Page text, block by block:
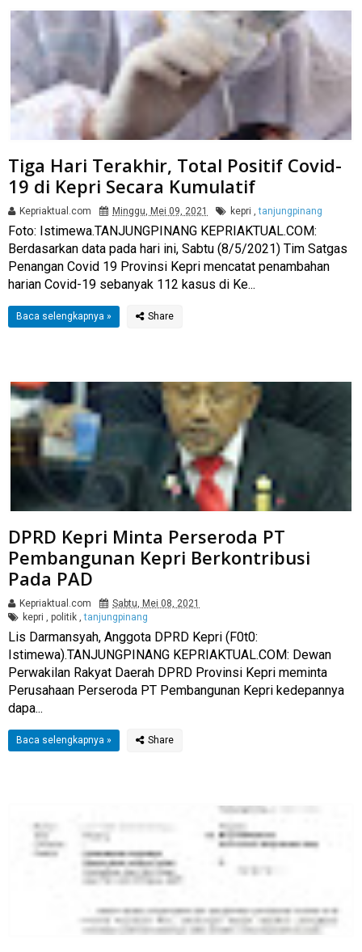
Tiga Hari Terakhir, Total Positif Covid-
19 di Kepri Secara Kumulatif
Kepriaktual.com Minggu, Mei 09, 2021 kepri tanjungpinang
Foto: Istimewa.TANJUNGPINANG KEPRIAKTUAL.COM:
Berdasarkan data pada hari ini, Sabtu (8/5/2021) Tim Satgas
Penangan Covid 19 Provinsi Kepri mencatat penambahan
harian Covid-19 sebanyak 112 kasus di Ke...
Baca selengkapnya »
DPRD Kepri Minta Perseroda PT
Pembangunan Kepri Berkontribusi
Pada PAD
Kepriaktual.com
Sabtu, Mei 08, 2021
kepri
politik tanjungpinang
Lis Darmansyah, Anggota DPRD Kepri (F0t0:
Istimewa).TANJUNGPINANG KEPRIAKTUAL.COM: Dewan
Perwakilan Rakyat Daerah DPRD Provinsi Kepri meminta
Perusahaan Perseroda PT Pembangunan Kepri kedepannya
dapa...
Baca selengkapnya »